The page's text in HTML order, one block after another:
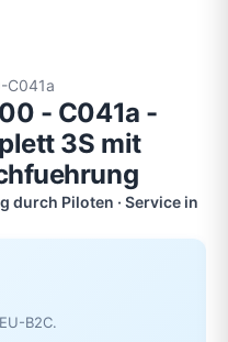
C041a
- C041a -
3S mit
durch Piloten · Service in
B2C.